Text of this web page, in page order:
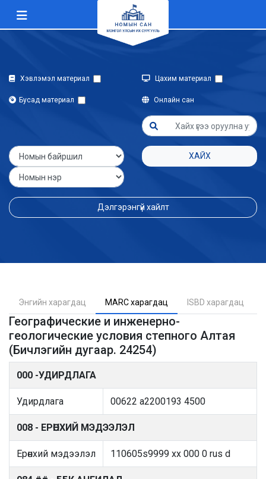
Хэвлэмэл материал Цахим материал
Бусад материал Онлайн сан
ХАЙХ
Дэлгэрэнгүй хайлт
Энгийн харагдац MARC харагдац ISBD харагдац
Географические и инженерно-
геологические условия степного Алтая
(Бичлэгийн дугаар. 24254)
000 -УДИРДЛАГА
Удирдлага 00622 a2200193 4500
008 - ЕРӨНХИЙ МЭДЭЭЛЭЛ
Ерөнхий мэдээлэл 110605s9999 xx 000 0 rus d